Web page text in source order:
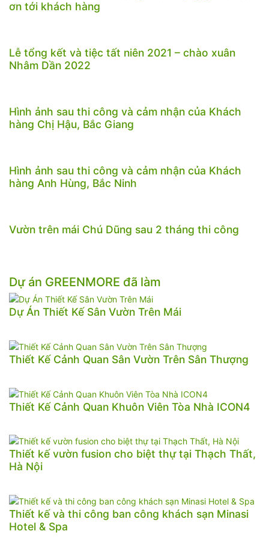
ơn tới khách hàng
Lễ tổng kết và tiệc tất niên 2021 – chào xuân
Nhâm Dần 2022
Hình ảnh sau thi công và cảm nhận của Khách
hàng Chị Hậu, Bắc Giang
Hình ảnh sau thi công và cảm nhận của Khách
hàng Anh Hùng, Bắc Ninh
Vườn trên mái Chú Dũng sau 2 tháng thi công
Dự án GREENMORE đã làm
Dự Án Thiết Kế Sân Vườn Trên Mái
Thiết Kế Cảnh Quan Sân Vườn Trên Sân Thượng
Thiết Kế Cảnh Quan Khuôn Viên Tòa Nhà ICON4
Thiết kế vườn fusion cho biệt thự tại Thạch Thất,
Hà Nội
Thiết kế và thi công ban công khách sạn Minasi
Hotel & Spa